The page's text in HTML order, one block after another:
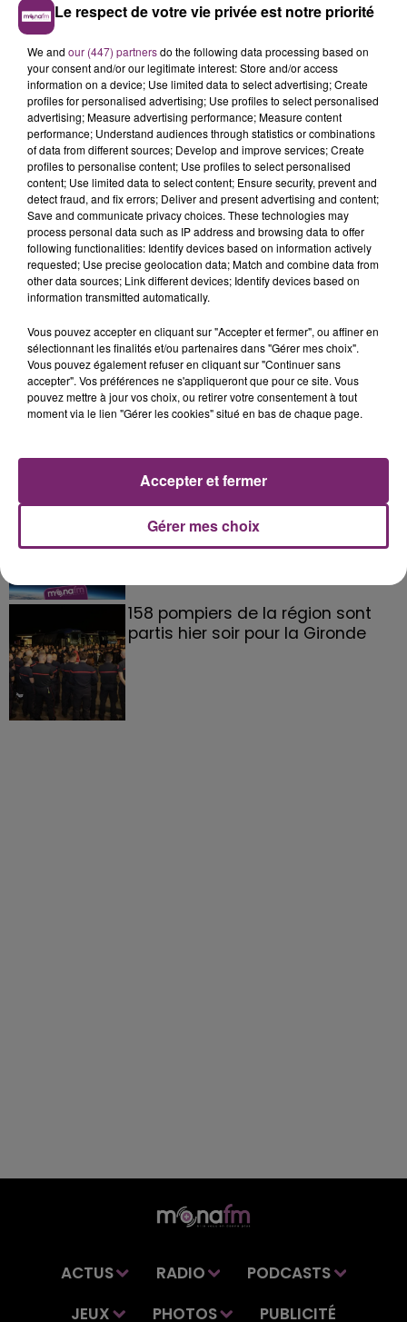
La Bulle - Guinguette éphémère
de Frelinghien !
éclipse solaire du 12 Août 2026
158 pompiers de la région sont
partis hier soir pour la Gironde
ACTUS RADIO
PODCASTS
JEUX
PHOTOS PUBLICITÉ
Le respect de votre vie privée est notre priorité
We and our (447) partnersdo the following data processing based on
your consent and/or our legitimate interest: Store and/or access
information on a device; Use limited data to select advertising; Create
profiles for personalised advertising; Use profiles to select personalised
advertising; Measure advertising performance; Measure content
performance; Understand audiences through statistics or combinations
of data from different sources; Develop and improve services; Create
profiles to personalise content; Use profiles to select personalised
content; Use limited data to select content; Ensure security, prevent and
detect fraud, and fix errors; Deliver and present advertising and content;
Save and communicate privacy choices. These technologies may
process personal data such as IP address and browsing data to offer
following functionalities: Identify devices based on information actively
requested; Use precise geolocation data; Match and combine data from
other data sources; Link different devices; Identify devices based on
information transmitted automatically.
Vous pouvez accepter en cliquant sur "Accepter et fermer", ou affiner en
sélectionnant les finalités et/ou partenaires dans "Gérer mes choix".
Vous pouvez également refuser en cliquant sur "Continuer sans
accepter". Vos préférences ne s'appliqueront que pour ce site. Vous
pouvez mettre à jour vos choix, ou retirer votre consentement à tout
moment via le lien "Gérer les cookies" situé en bas de chaque page.
Gérer mes choix
Accepter et fermer